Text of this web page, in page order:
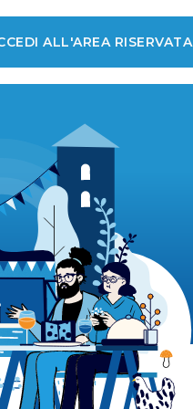
ALL'AREA RISERVATA